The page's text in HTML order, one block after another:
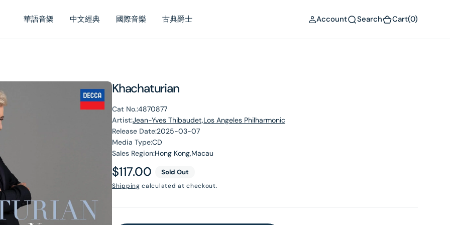
華語音樂 中文經典 國際音樂 古典爵士 Account Search Cart(0)
Khachaturian
Cat No.:4870877
Artist:Jean-Yves Thibaudet,Los Angeles Philharmonic
Release Date:2025-03-07
Media Type:CD
Sales Region:Hong Kong,Macau
Regular
price
$117.00 Sold Out
Shipping calculated at checkout.